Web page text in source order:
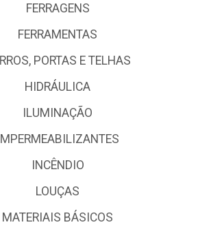
FERRAGENS
FERRAMENTAS
PORTAS E TELHAS
HIDRÁULICA
ILUMINAÇÃO
INCÊNDIO
LOUÇAS
MATERIAIS BÁSICOS